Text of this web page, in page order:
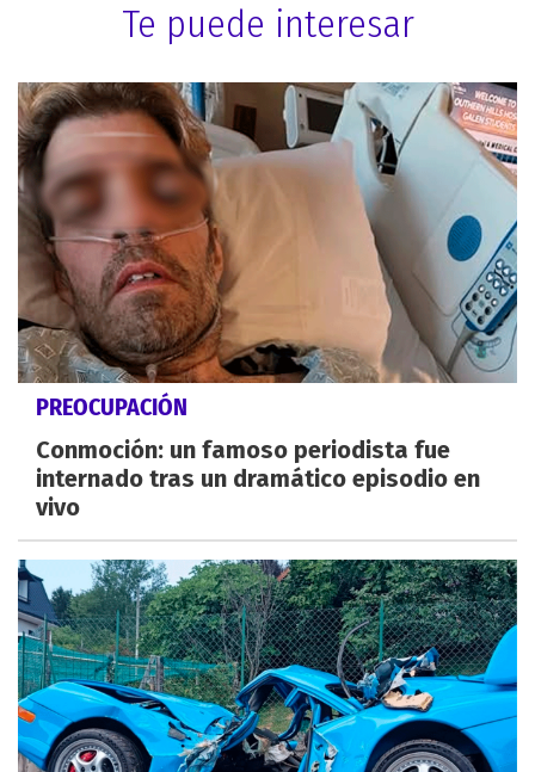
Te puede interesar
PREOCUPACIÓN
Conmoción: un famoso periodista fue
internado tras un dramático episodio en
vivo